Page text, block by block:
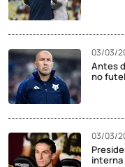
03/03/
Antes
no
03/03/
interna